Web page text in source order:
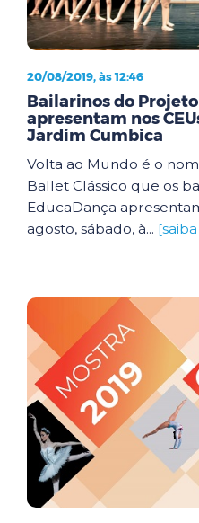
20/08/2019, às 12:46
Bailarinos do
apresentam nos
Jardim Cumbica
Volta ao Mundo é o
Ballet Clássico que os
EducaDança
agosto, sábado, à...